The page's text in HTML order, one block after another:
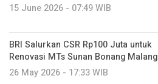
15 June 2026 - 07:49 WIB
BRI Salurkan CSR Rp100 Juta untuk
Renovasi MTs Sunan Bonang Malang
26 May 2026 - 17:33 WIB